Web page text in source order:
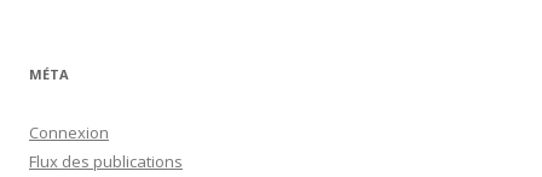
MÉTA
Connexion
Flux des publications